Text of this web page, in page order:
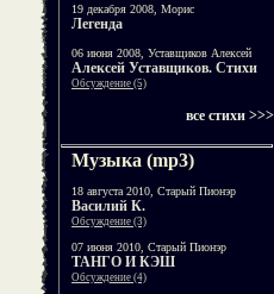
19 декабря 2008, Морис
Легенда
06 июня 2008, Уставщиков Алексей
Алексей Уставщиков. Стихи
Обсуждение (5)
все стихи >>>
Музыка (mp3)
18 августа 2010, Старый Пионэр
Василий К.
Обсуждение (3)
07 июня 2010, Старый Пионэр
ТАНГО И КЭШ
Обсуждение (4)